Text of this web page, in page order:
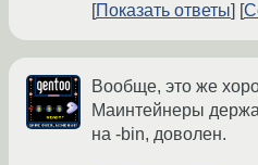
Показать ответы
Вообще, это же
Маинтейнеры
на -bin, доволен.